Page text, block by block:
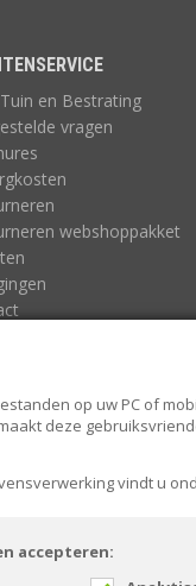
op uw PC of
deze
vindt u
accepteren:
en Bestrating
vragen
webshoppakket